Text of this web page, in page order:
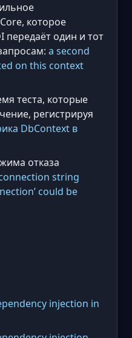
которое
передаёт один и тот
a second
on this context
теста, которые
регистрируя
DbContext в
отказа
string
could be
injection in